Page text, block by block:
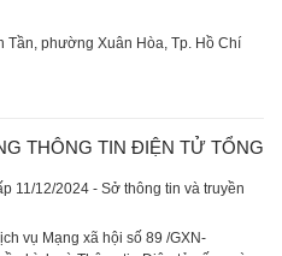
Tần, phường Xuân Hòa, Tp. Hồ Chí
THÔNG TIN ĐIỆN TỬ TỔNG
11/12/2024 - Sở thông tin và truyền
vụ Mạng xã hội số 89 /GXN-